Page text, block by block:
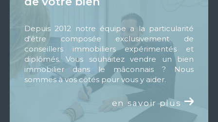
caractéristiques de votre bien.
Enfin, au Cabinet Immobilier PLOUHINEC,
nous croyons en la puissance d'une équipe
avec une belle expérience, travaillant
ensemble pour réussir dans les meilleures
conditions le projet que vous nous confierez.
Au plaisir de découvrir votre projet
Depuis 2012 notre équipe a la particularité
d'être composée exclusivement de
conseillers immobiliers expérimentés et
diplômés. Vous souhaitez vendre un bien
immobilier dans le mâconnais ? Nous
sommes à vos côtés pour vous y aider.
en savoir plus